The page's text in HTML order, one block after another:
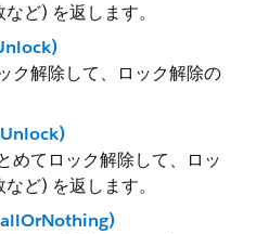
ど) を返します。
ク解除して、ロック解除の
めてロック解除して、ロッ
ど) を返します。